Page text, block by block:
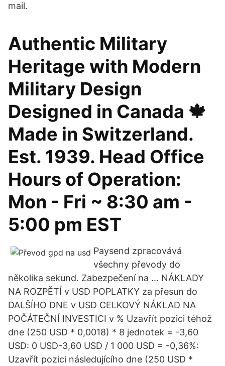
mail.
Authentic Military
Heritage with Modern
Military Design
Designed in Canada 🍁
Made in Switzerland.
Est. 1939. Head Office
Hours of Operation:
Mon - Fri ~ 8:30 am -
5:00 pm EST
Paysend zpracovává
všechny převody do
několika sekund. Zabezpečení na … NÁKLADY
NA ROZPĚTÍ v USD POPLATKY za přesun do
DALŠÍHO DNE v USD CELKOVÝ NÁKLAD NA
POČÁTEČNÍ INVESTICI v % Uzavřít pozici téhož
dne (250 USD * 0,0018) * 8 jednotek = -3,60
USD: 0 USD-3,60 USD / 1 000 USD = -0,36%:
Uzavřít pozici následujícího dne (250 USD *